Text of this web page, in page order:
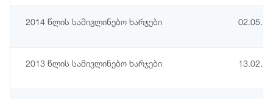
2014 წლის სამივლინებო ხარჯები
2013 წლის სამივლინებო ხარჯები